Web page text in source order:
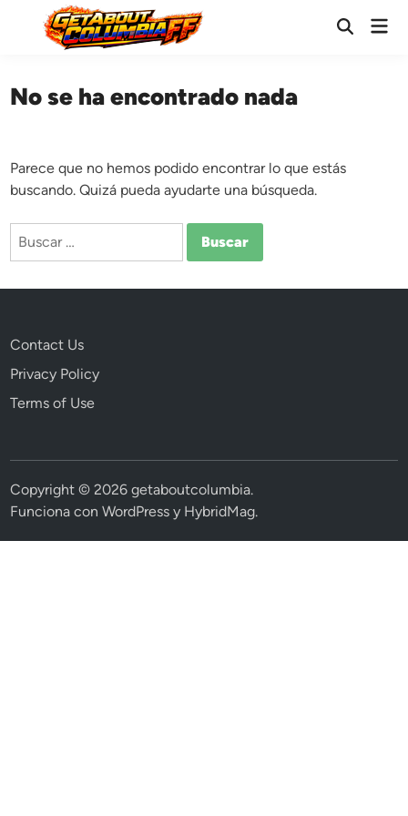
contenido
Abrir
No se ha encontrado nada
Parece que no hemos podido encontrar lo que estás
buscando. Quizá pueda ayudarte una búsqueda.
Buscar:
Contact Us
Privacy Policy
Terms of Use
Copyright © 2026getaboutcolumbia.
Funciona conWordPress y HybridMag.